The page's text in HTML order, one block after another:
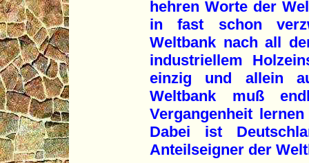
hehren Worte der
in fast schon
Weltbank nach all
industriellem
einzig und allein
Weltbank muß
Vergangenheit
Dabei ist
Anteilseigner der